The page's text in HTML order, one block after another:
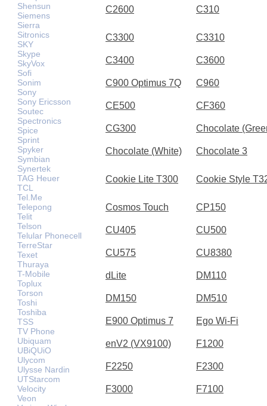
Shensun
Siemens
Sierra
Sitronics
SKY
Skype
SkyVox
Sofi
Sonim
Sony
Sony Ericsson
Soutec
Spectronics
Spice
Sprint
Spyker
Symbian
Synertek
TAG Heuer
TCL
Tel.Me
Telepong
Telit
Telson
Telular Phonecell
TerreStar
Texet
Thuraya
T-Mobile
Toplux
Torson
Toshi
Toshiba
TSS
TV Phone
Ubiquam
UBiQUiO
Ulycom
Ulysse Nardin
UTStarcom
Velocity
Veon
C2600 C310
C3300 C3310
C3400 C3600
C900 Optimus 7Q C960
CE500 CF360
CG300 Chocolate
Chocolate (White) Chocolate 3
Cookie Lite T300 Cookie Style
Cosmos Touch CP150
CU405 CU500
CU575 CU8380
dLite DM110
DM150 DM510
E900 Optimus 7 Ego Wi-Fi
enV2 (VX9100) F1200
F2250 F2300
F3000 F7100